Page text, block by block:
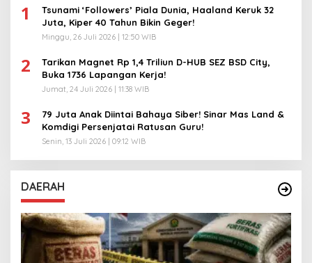
1
Tsunami ‘Followers’ Piala Dunia, Haaland Keruk 32
Juta, Kiper 40 Tahun Bikin Geger!
Minggu, 26 Juli 2026 | 12:50 WIB
2
Tarikan Magnet Rp 1,4 Triliun D-HUB SEZ BSD City,
Buka 1736 Lapangan Kerja!
Jumat, 24 Juli 2026 | 11:38 WIB
3
79 Juta Anak Diintai Bahaya Siber! Sinar Mas Land &
Komdigi Persenjatai Ratusan Guru!
Senin, 13 Juli 2026 | 09:12 WIB
DAERAH